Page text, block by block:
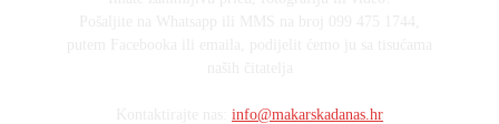
info@makarskadanas.hr